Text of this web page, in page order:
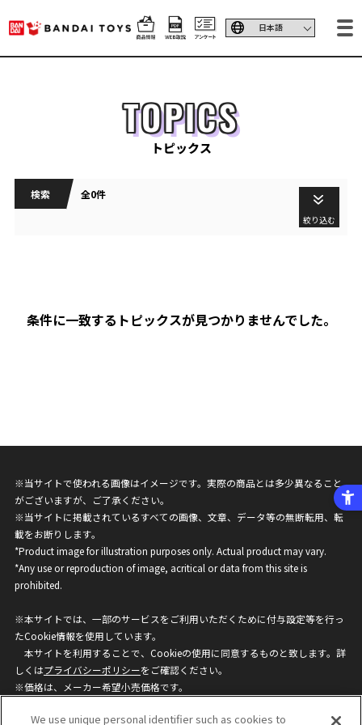
TOPICS
トピックス
検索 全0件
絞り込む
条件に一致するトピックスが見つかりませんでした。
※当サイトで使われる画像はイメージです。実際の商品とは多少異なること
がございますが、ご了承ください。
※当サイトに掲載されているすべての画像、文章、データ等の無断転用、転
載をお断りします。
*Product image for illustration purposes only. Actual product may vary.
*Any use or reproduction of image, acritical or data from this site is
prohibited.
※本サイトでは、一部のサービスをご利用いただくために付与設定等を行っ
たCookie情報を使用しています。
本サイトを利用することで、Cookieの使用に同意するものと致します。詳
しくはプライバシーポリシーをご確認ください。
※価格は、メーカー希望小売価格です。
ざいますのでご了承ください。
We use unique personal identifier such as cookies to